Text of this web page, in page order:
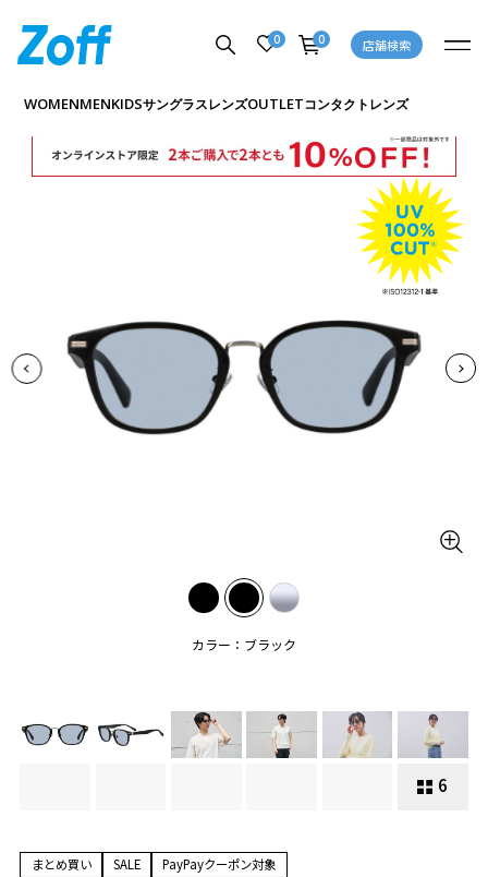
0 0 店舗検索
WOMENMENKIDSサングラスレンズOUTLETコンタクトレンズ
カラー：ブラック
6
商品詳細ページへ
まとめ買い SALE PayPayクーポン対象